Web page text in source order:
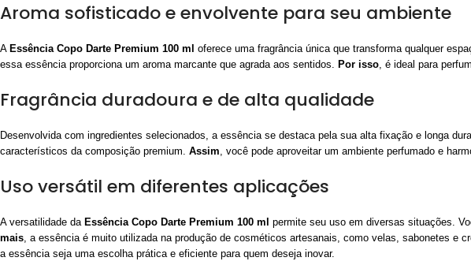
Aroma sofisticado e envolvente para seu ambiente
A Essência Copo Darte Premium 100 ml oferece uma fragrância única que transforma qualquer
essa essência proporciona um aroma marcante que agrada aos sentidos. Por isso, é ideal para
Fragrância duradoura e de alta qualidade
Desenvolvida com ingredientes selecionados, a essência se destaca pela sua alta fixação e longa
característicos da composição premium. Assim, você pode aproveitar um ambiente perfumado e
Uso versátil em diferentes aplicações
A versatilidade da Essência Copo Darte Premium 100 ml permite seu uso em diversas situações.
mais, a essência é muito utilizada na produção de cosméticos artesanais, como velas, sabonetes e
a essência seja uma escolha prática e eficiente para quem deseja inovar.